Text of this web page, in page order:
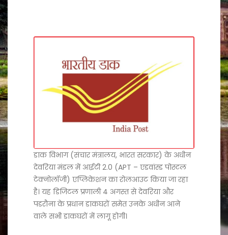
डाक विभाग (संचार मंत्रालय, भारत सरकार) के अधीन
देवरिया मंडल में आईटी 2.0 (APT – एडवांस्ड पोस्टल
टेक्नोलॉजी) एप्लिकेशन का रोलआउट किया जा रहा
है। यह डिजिटल प्रणाली 4 अगस्त से देवरिया और
पडरौना के प्रधान डाकघरों समेत उनके अधीन आने
वाले सभी डाकघरों में लागू होगी।